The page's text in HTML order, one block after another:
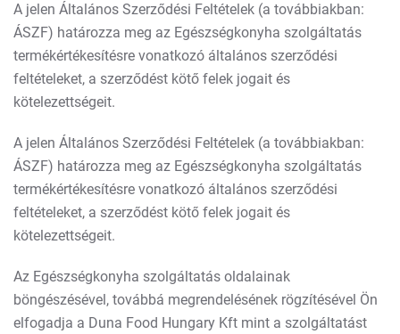
A jelen Általános Szerződési Feltételek (a továbbiakban:
ÁSZF) határozza meg az Egészségkonyha szolgáltatás
termékértékesítésre vonatkozó általános szerződési
feltételeket, a szerződést kötő felek jogait és
kötelezettségeit.
A jelen Általános Szerződési Feltételek (a továbbiakban:
ÁSZF) határozza meg az Egészségkonyha szolgáltatás
termékértékesítésre vonatkozó általános szerződési
feltételeket, a szerződést kötő felek jogait és
kötelezettségeit.
Az Egészségkonyha szolgáltatás oldalainak
böngészésével, továbbá megrendelésének rögzítésével Ön
elfogadja a Duna Food Hungary Kft mint a szolgáltatást